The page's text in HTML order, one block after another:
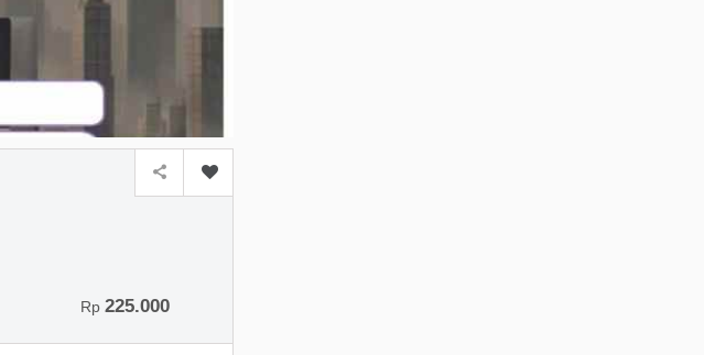
Rp 225.000